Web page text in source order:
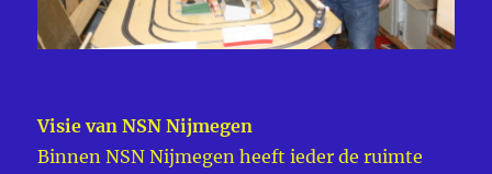
Visie van NSN Nijmegen
Binnen NSN Nijmegen heeft ieder de ruimte